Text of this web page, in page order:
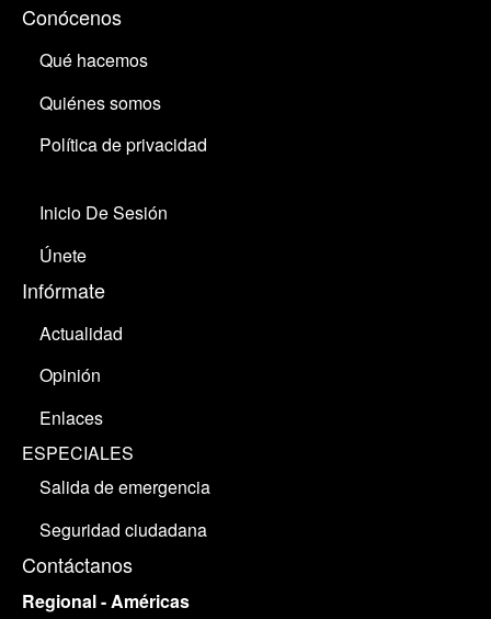
Conócenos
Qué hacemos
Quiénes somos
Política de privacidad
Inicio De Sesión
Únete
Infórmate
Actualidad
Opinión
Enlaces
ESPECIALES
Salida de emergencia
Seguridad ciudadana
Contáctanos
Regional - Américas